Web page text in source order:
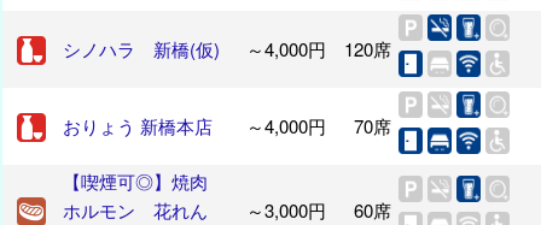
シノハラ 新橋(仮) ～4,000円 120席
おりょう 新橋本店 ～4,000円 70席
【喫煙可◎】焼肉
ホルモン 花れん
～3,000円 60席